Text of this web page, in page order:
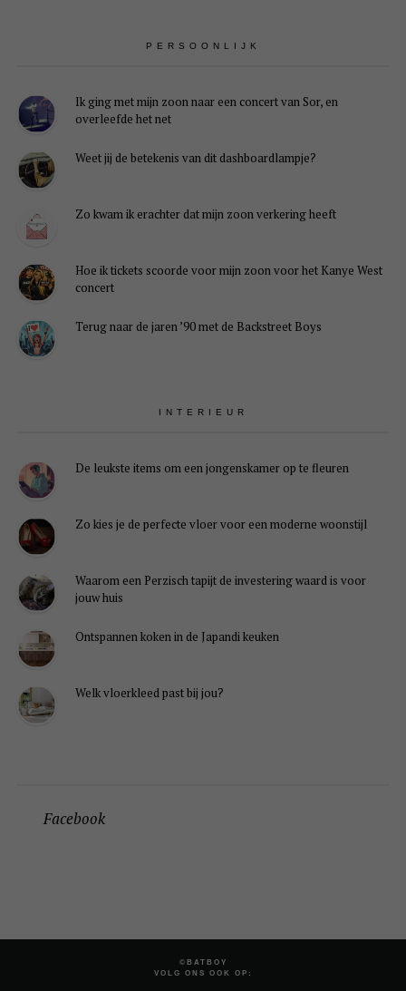
PERSOONLIJK
Ik ging met mijn zoon naar een concert van Sor, en
overleefde het net
Weet jij de betekenis van dit dashboardlampje?
Zo kwam ik erachter dat mijn zoon verkering heeft
Hoe ik tickets scoorde voor mijn zoon voor het Kanye West
concert
Terug naar de jaren ’90 met de Backstreet Boys
INTERIEUR
De leukste items om een jongenskamer op te fleuren
Zo kies je de perfecte vloer voor een moderne woonstijl
Waarom een Perzisch tapijt de investering waard is voor
jouw huis
Ontspannen koken in de Japandi keuken
Welk vloerkleed past bij jou?
Facebook
©BATBOY
VOLG ONS OOK OP: